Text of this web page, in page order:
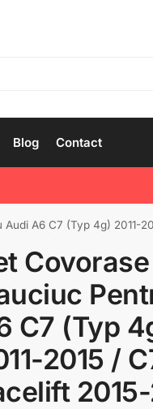
Blog Contact
A6 C7 (Typ 4g) 2011-
C7 (Typ
2015 /